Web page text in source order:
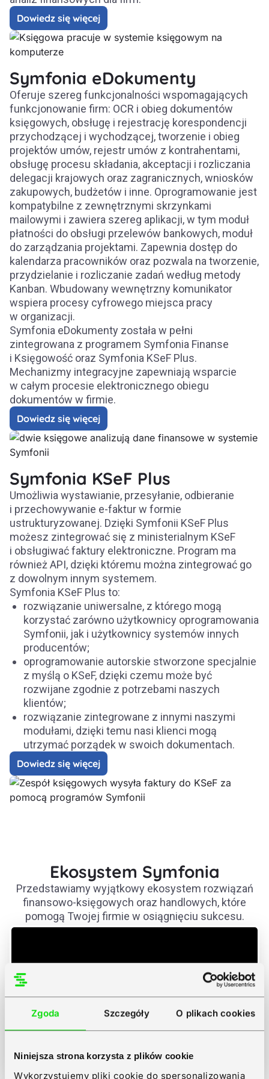
Zgoda Szczegóły O plikach cookies
Niniejsza strona korzysta z plików cookie
Wykorzystujemy pliki cookie do spersonalizowania
Dowiedz się więcej
Symfonia eDokumenty
Oferuje szereg funkcjonalności wspomagających
funkcjonowanie firm: OCR i obieg dokumentów
księgowych, obsługę i rejestrację korespondencji
przychodzącej i wychodzącej, tworzenie i obieg
projektów umów, rejestr umów z kontrahentami,
obsługę procesu składania, akceptacji i rozliczania
delegacji krajowych oraz zagranicznych, wniosków
zakupowych, budżetów i inne. Oprogramowanie jest
kompatybilne z zewnętrznymi skrzynkami
mailowymi i zawiera szereg aplikacji, w tym moduł
płatności do obsługi przelewów bankowych, moduł
do zarządzania projektami. Zapewnia dostęp do
kalendarza pracowników oraz pozwala na tworzenie,
przydzielanie i rozliczanie zadań według metody
Kanban. Wbudowany wewnętrzny komunikator
wspiera procesy cyfrowego miejsca pracy
w organizacji.​
Symfonia eDokumenty została w pełni
zintegrowana z programem Symfonia Finanse
i Księgowość oraz Symfonia KSeF Plus.
Mechanizmy integracyjne zapewniają wsparcie
w całym procesie elektronicznego obiegu
dokumentów w firmie.​
Dowiedz się więcej
Symfonia KSeF Plus
Umożliwia wystawianie, przesyłanie, odbieranie
i przechowywanie e-faktur w formie
ustrukturyzowanej. Dzięki Symfonii KSeF Plus
możesz zintegrować się z ministerialnym KSeF
i obsługiwać faktury elektroniczne. Program ma
również API, dzięki któremu można zintegrować go
z dowolnym innym systemem.​
Symfonia KSeF Plus to:
rozwiązanie uniwersalne, z którego mogą
korzystać zarówno użytkownicy oprogramowania
Symfonii, jak i użytkownicy systemów innych
producentów;
oprogramowanie autorskie stworzone specjalnie
z myślą o KSeF, dzięki czemu może być
rozwijane zgodnie z potrzebami naszych
klientów;
rozwiązanie zintegrowane z innymi naszymi
modułami, dzięki temu nasi klienci mogą
utrzymać porządek w swoich dokumentach.
Dowiedz się więcej
Ekosystem Symfonia
Przedstawiamy wyjątkowy ekosystem rozwiązań
finansowo-księgowych oraz handlowych, które
pomogą Twojej firmie w osiągnięciu sukcesu.